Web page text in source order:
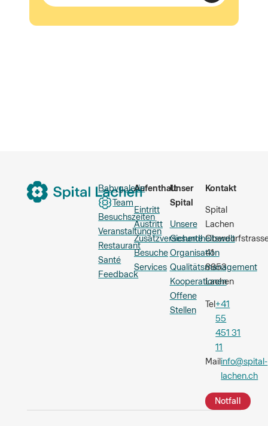
Babygalerie
Team
Besuchszeiten
Veranstaltungen
Restaurant
Santé
Feedback
Aufenthalt
Eintritt
Austritt
Zusatzversicherte
Besuche
Services
Unser
Spital
Unsere
Gesundheitswelt
Organisation
Qualitätsmanagement
Kooperationen
Offene
Stellen
Kontakt
Spital
Lachen
41
8853
Lachen
Tel+41
55
451 31
11
Mailinfo@spital-
lachen.ch
Notfall